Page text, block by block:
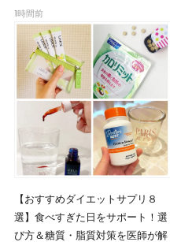
1時間前
【おすすめダイエットサプリ８
選】食べすぎた日をサポート！選
び方＆糖質・脂質対策を医師が解